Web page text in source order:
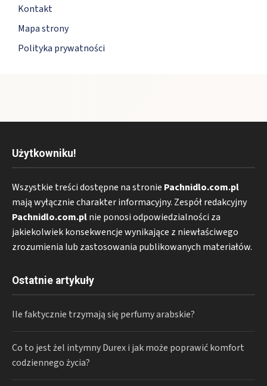
Kontakt
Mapa strony
Polityka prywatności
Użytkowniku!
Wszystkie treści dostępne na stronie Pachnidlo.com.pl
mają wyłącznie charakter informacyjny. Zespół redakcyjny
Pachnidlo.com.plnie ponosi odpowiedzialności za
jakiekolwiek konsekwencje wynikające z niewłaściwego
zrozumienia lub zastosowania publikowanych materiałów.
Ostatnie artykuły
Ile faktycznie trzymają się perfumy arabskie?
Co to jest żel intymny Durex i jak może poprawić komfort
codziennego życia?